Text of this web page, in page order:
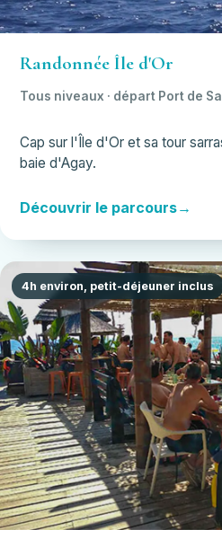
Randonnée Île d'Or
Tous niveaux · départ Port de
Cap sur l'Île d'Or et sa tour
baie d'Agay.
Découvrir le parcours
4h environ, petit-déjeuner inclus